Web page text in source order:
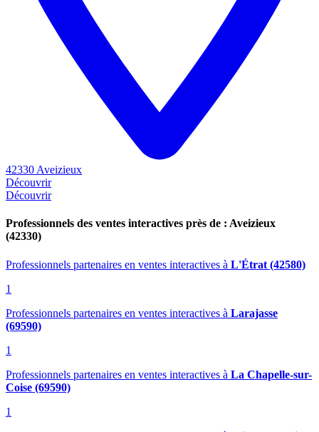
42330 Aveizieux
Découvrir
Découvrir
Professionnels des ventes interactives près de : Aveizieux
(42330)
Professionnels partenaires en ventes interactives à L'Étrat (42580)
1
Professionnels partenaires en ventes interactives à Larajasse
(69590)
1
Professionnels partenaires en ventes interactives à La Chapelle-sur-
Coise (69590)
1